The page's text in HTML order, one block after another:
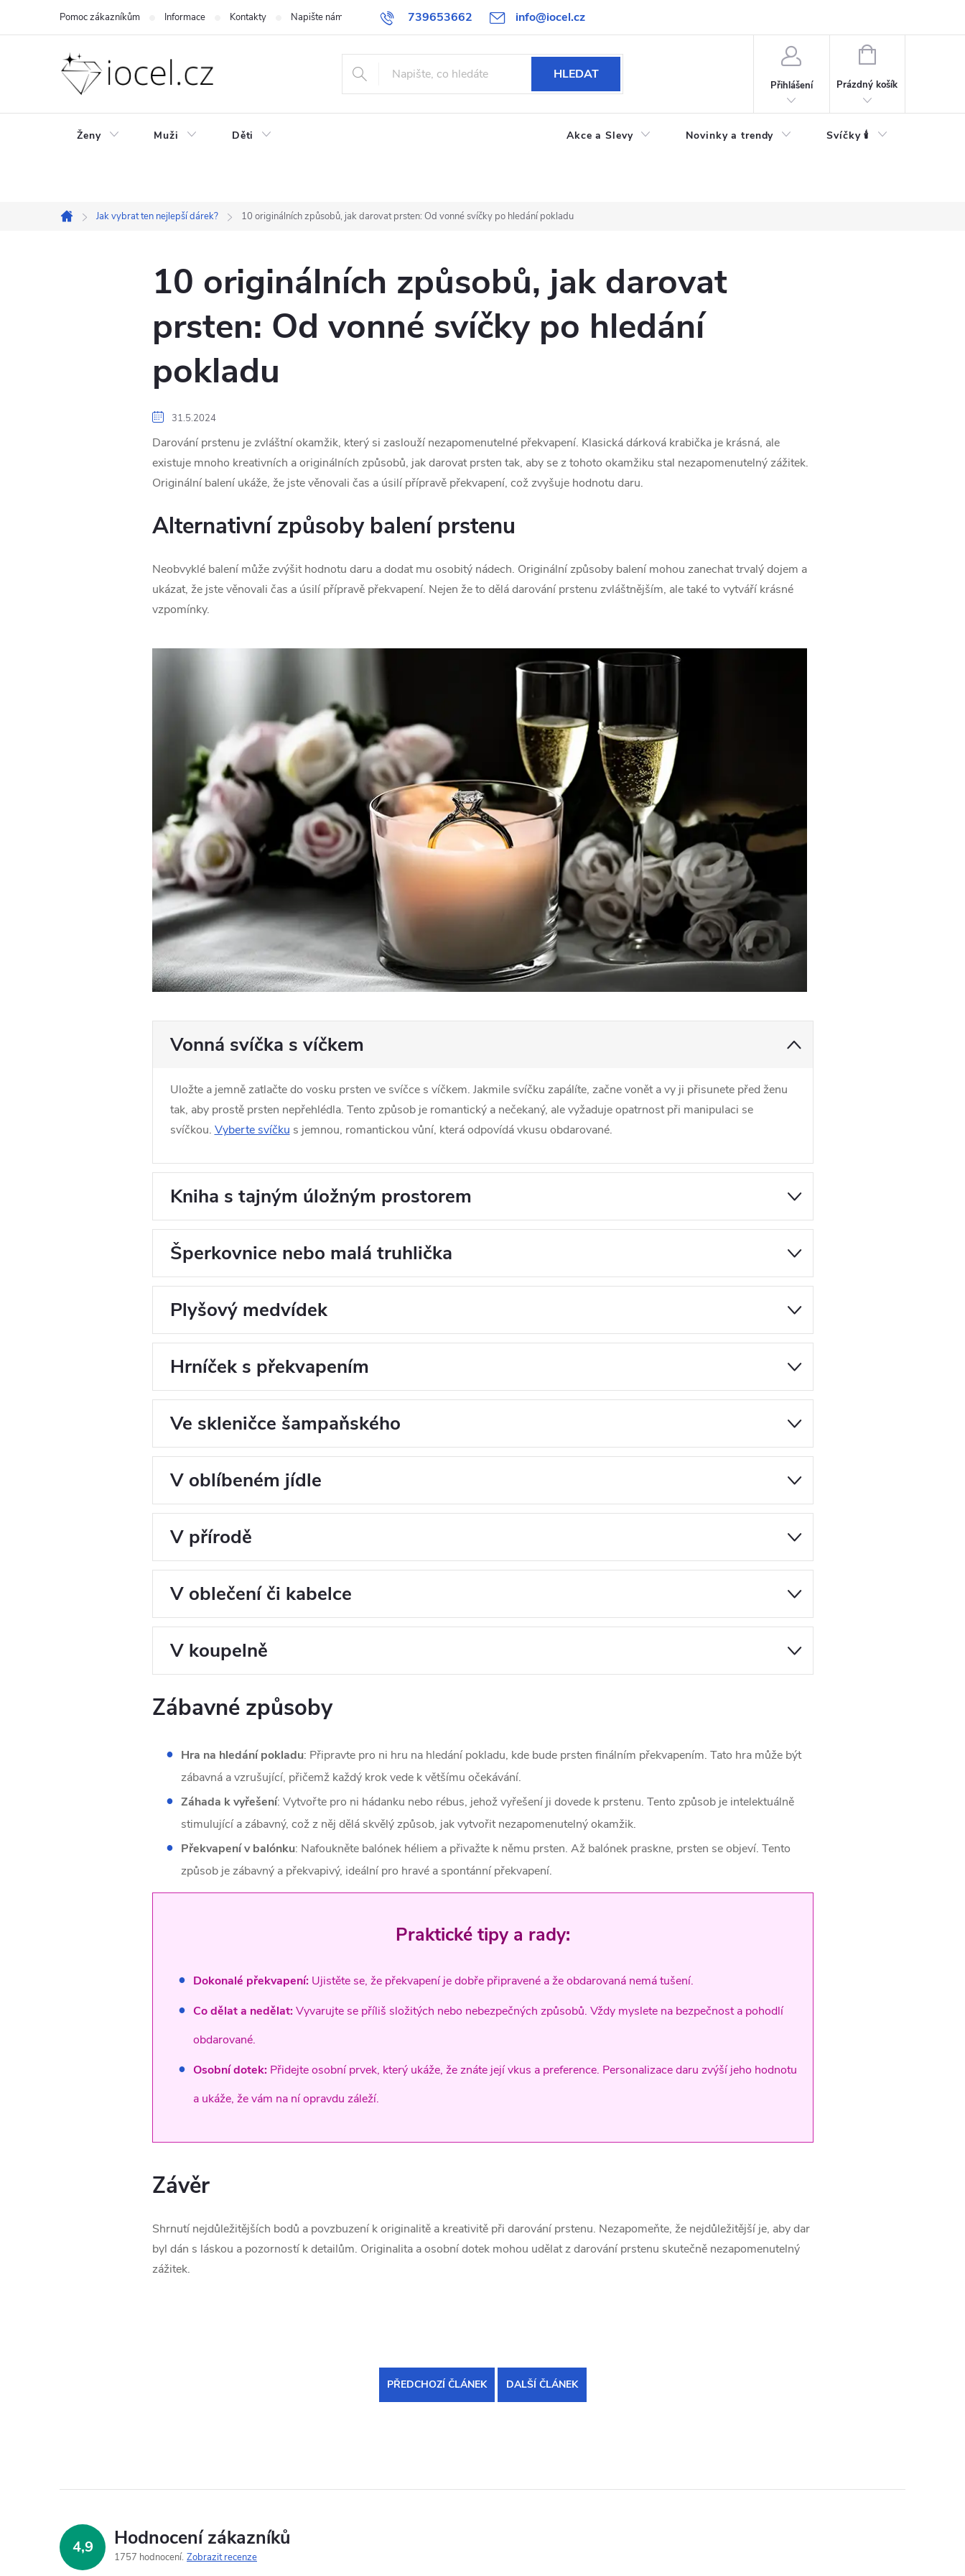
739653662 info@iocel.cz
Pomoc zákazníkům Informace Kontakty Napište nám Blog Obchodní podmínky Oblíbené Spolupráce
HLEDAT
Přihlášení
NÁKUPNÍ
Prázdný košík
Ženy Muži Děti Akce a Slevy Novinky a trendy Svíčky 🕯️
Domů
Jak vybrat ten nejlepší dárek? 10 originálních způsobů, jak darovat prsten: Od vonné svíčky po hledání pokladu
10 originálních způsobů, jak darovat
prsten: Od vonné svíčky po hledání
pokladu
31.5.2024
Darování prstenu je zvláštní okamžik, který si zaslouží nezapomenutelné překvapení. Klasická dárková krabička je krásná, ale
existuje mnoho kreativních a originálních způsobů, jak darovat prsten tak, aby se z tohoto okamžiku stal nezapomenutelný zážitek.
Originální balení ukáže, že jste věnovali čas a úsilí přípravě překvapení, což zvyšuje hodnotu daru.
Alternativní způsoby balení prstenu
Neobvyklé balení může zvýšit hodnotu daru a dodat mu osobitý nádech. Originální způsoby balení mohou zanechat trvalý dojem a
ukázat, že jste věnovali čas a úsilí přípravě překvapení. Nejen že to dělá darování prstenu zvláštnějším, ale také to vytváří krásné
vzpomínky.
Vonná svíčka s víčkem
Uložte a jemně zatlačte do vosku prsten ve svíčce s víčkem. Jakmile svíčku zapálíte, začne vonět a vy ji přisunete před ženu
tak, aby prostě prsten nepřehlédla. Tento způsob je romantický a nečekaný, ale vyžaduje opatrnost při manipulaci se
svíčkou. Vyberte svíčku s jemnou, romantickou vůní, která odpovídá vkusu obdarované.
Kniha s tajným úložným prostorem
Šperkovnice nebo malá truhlička
Plyšový medvídek
Hrníček s překvapením
Ve skleničce šampaňského
V oblíbeném jídle
V přírodě
V oblečení či kabelce
V koupelně
Zábavné způsoby
Hra na hledání pokladu: Připravte pro ni hru na hledání pokladu, kde bude prsten finálním překvapením. Tato hra může být
zábavná a vzrušující, přičemž každý krok vede k většímu očekávání.
Záhada k vyřešení: Vytvořte pro ni hádanku nebo rébus, jehož vyřešení ji dovede k prstenu. Tento způsob je intelektuálně
stimulující a zábavný, což z něj dělá skvělý způsob, jak vytvořit nezapomenutelný okamžik.
Překvapení v balónku: Nafoukněte balónek héliem a přivažte k němu prsten. Až balónek praskne, prsten se objeví. Tento
způsob je zábavný a překvapivý, ideální pro hravé a spontánní překvapení.
Praktické tipy a rady:
Dokonalé překvapení: Ujistěte se, že překvapení je dobře připravené a že obdarovaná nemá tušení.
Co dělat a nedělat:Vyvarujte se příliš složitých nebo nebezpečných způsobů. Vždy myslete na bezpečnost a pohodlí
obdarované.
Osobní dotek:Přidejte osobní prvek, který ukáže, že znáte její vkus a preference. Personalizace daru zvýší jeho hodnotu
a ukáže, že vám na ní opravdu záleží.
Závěr
Shrnutí nejdůležitějších bodů a povzbuzení k originalitě a kreativitě při darování prstenu. Nezapomeňte, že nejdůležitější je, aby dar
byl dán s láskou a pozorností k detailům. Originalita a osobní dotek mohou udělat z darování prstenu skutečně nezapomenutelný
zážitek.
PŘEDCHOZÍ ČLÁNEK DALŠÍ ČLÁNEK
4,9 Hodnocení zákazníků
1757 hodnocení Zobrazit recenze